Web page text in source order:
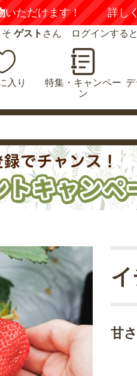
いただけます！ 詳し
ゲスト さん ログインする
入り
特集・キャンペー
ン
甘